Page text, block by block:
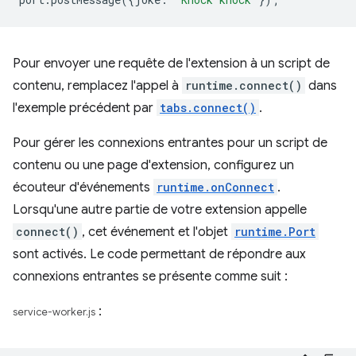
Pour envoyer une requête de l'extension à un script de
contenu, remplacez l'appel à runtime.connect() dans
l'exemple précédent par tabs.connect() .
Pour gérer les connexions entrantes pour un script de
contenu ou une page d'extension, configurez un
écouteur d'événements runtime.onConnect .
Lorsqu'une autre partie de votre extension appelle
connect() , cet événement et l'objet runtime.Port
sont activés. Le code permettant de répondre aux
connexions entrantes se présente comme suit :
service-worker.js :